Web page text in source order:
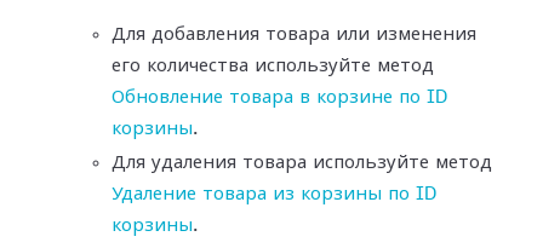
Для добавления товара или изменения
его количества используйте метод
Обновление товара в корзине по ID
корзины.
Для удаления товара используйте метод
Удаление товара из корзины по ID
корзины.